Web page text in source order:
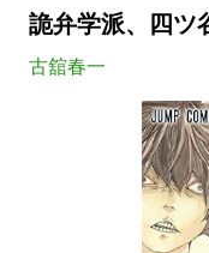
詭弁学派、四ツ
古舘春一